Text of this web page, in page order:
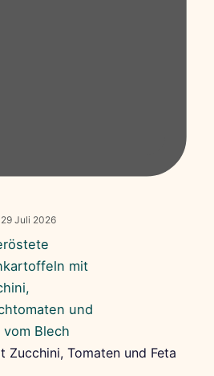
29 Juli 2026
Zucchini, Tomaten und Feta